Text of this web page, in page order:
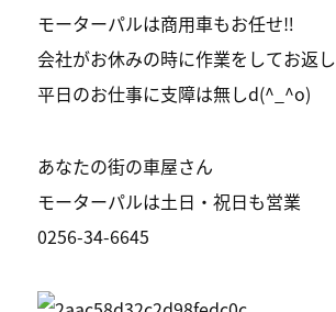
モーターパルは商用車もお任せ‼︎
会社がお休みの時に作業をしてお返し
平日のお仕事に支障は無しd(^_^o)
あなたの街の車屋さん
モーターパルは土日・祝日も営業
0256-34-6645